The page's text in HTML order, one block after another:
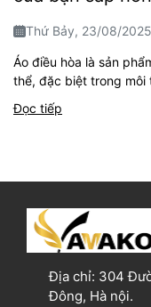
Thứ Bảy, 23/08/2025
Áo điều hòa là sản
thể, đặc biệt trong môi
Đọc tiếp
Địa chỉ: 304
Đông, Hà nội.